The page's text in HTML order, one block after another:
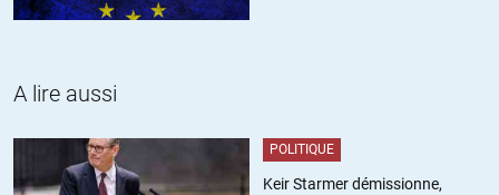
avoir plus de pouvoir ,de force militaire économique , de
A lire aussi
POLITIQUE
Keir Starmer démissionne,